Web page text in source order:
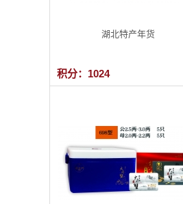
湖北特产年货
积分：1024